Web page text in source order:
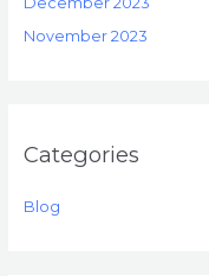
November 2023
Categories
Blog